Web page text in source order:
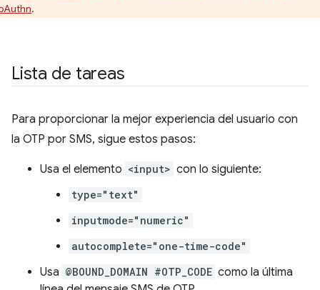
.
Lista de tareas
Para proporcionar la mejor experiencia del usuario con
la OTP por SMS, sigue estos pasos:
Usa el elemento <input> con lo siguiente:
type="text"
inputmode="numeric"
autocomplete="one-time-code"
Usa @BOUND_DOMAIN #OTP_CODE como la última